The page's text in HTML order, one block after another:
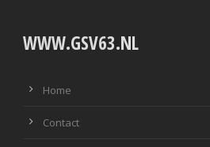
WWW.GSV63.NL
Home
Contact